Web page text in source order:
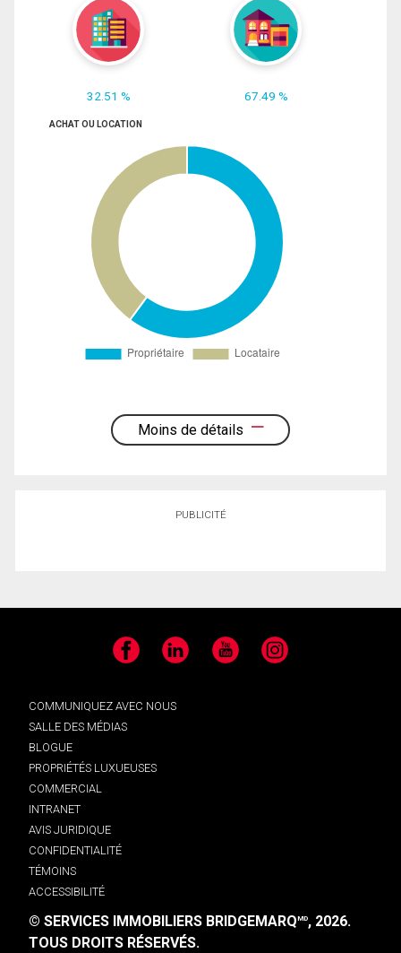
32.51 % 67.49 %
ACHAT OU LOCATION
Moins de détails
PUBLICITÉ
Facebook LinkedIn YouTube Instagram
COMMUNIQUEZ AVEC NOUS
SALLE DES MÉDIAS
BLOGUE
PROPRIÉTÉS LUXUEUSES
COMMERCIAL
INTRANET
AVIS JURIDIQUE
CONFIDENTIALITÉ
TÉMOINS
ACCESSIBILITÉ
© SERVICES IMMOBILIERS BRIDGEMARQMD, 2026.
TOUS DROITS RÉSERVÉS.